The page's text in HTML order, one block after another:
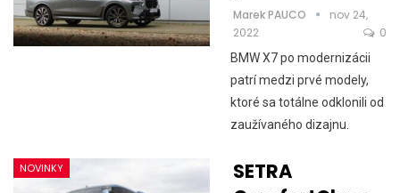
Marek PAUCO
nov 24,
2022
0
BMW X7 po modernizácii
patrí medzi prvé modely,
ktoré sa totálne odklonili od
zaužívaného dizajnu.
NOVINKY
SETRA